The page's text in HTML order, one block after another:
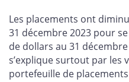
Les placements ont
31 décembre 2023 pour
de dollars au 31
s’explique surtout par les
portefeuille de